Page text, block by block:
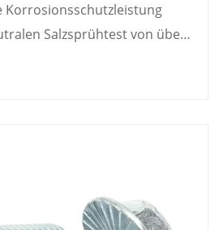
Korrosionsschutzleistung
Salzsprühtest von über
9227-Standards übersteigt.